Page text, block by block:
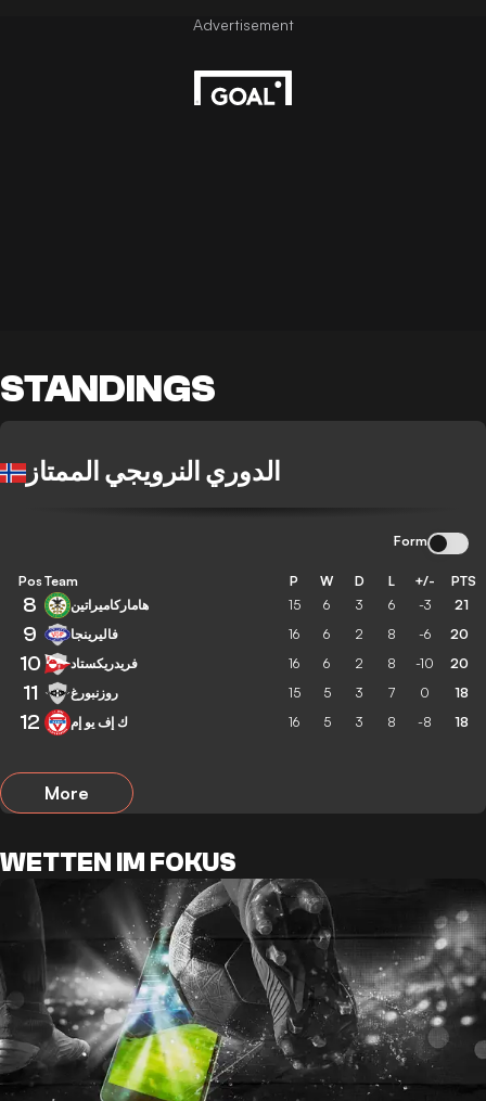
STANDINGS
الدوري النرويجي الممتاز
Form
Pos Team P W D L +/- PTS
8 هاماركاميراتين 15 6 3 6 -3 21
9 فاليرينجا 16 6 2 8 -6 20
10 فريدريكستاد 16 6 2 8 -10 20
11 روزنبورغ 15 5 3 7 0 18
12 ك إف يو إم 16 5 3 8 -8 18
More
WETTEN IM FOKUS